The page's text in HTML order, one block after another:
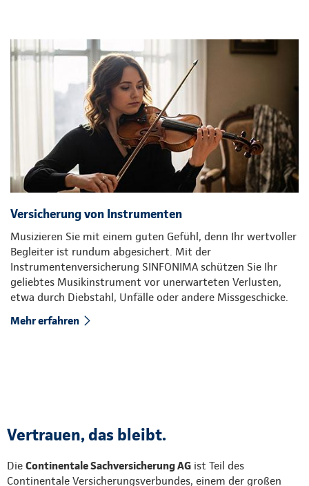
Versicherung von Instrumenten
Musizieren Sie mit einem guten Gefühl, denn Ihr wertvoller
Begleiter ist rundum abgesichert. Mit der
Instrumentenversicherung SINFONIMA schützen Sie Ihr
geliebtes Musikinstrument vor unerwarteten Verlusten,
etwa durch Diebstahl, Unfälle oder andere Missgeschicke.
Mehr erfahren
Vertrauen, das bleibt.
Die Continentale Sachversicherung AG ist Teil des
Continentale Versicherungsverbundes, einem der großen